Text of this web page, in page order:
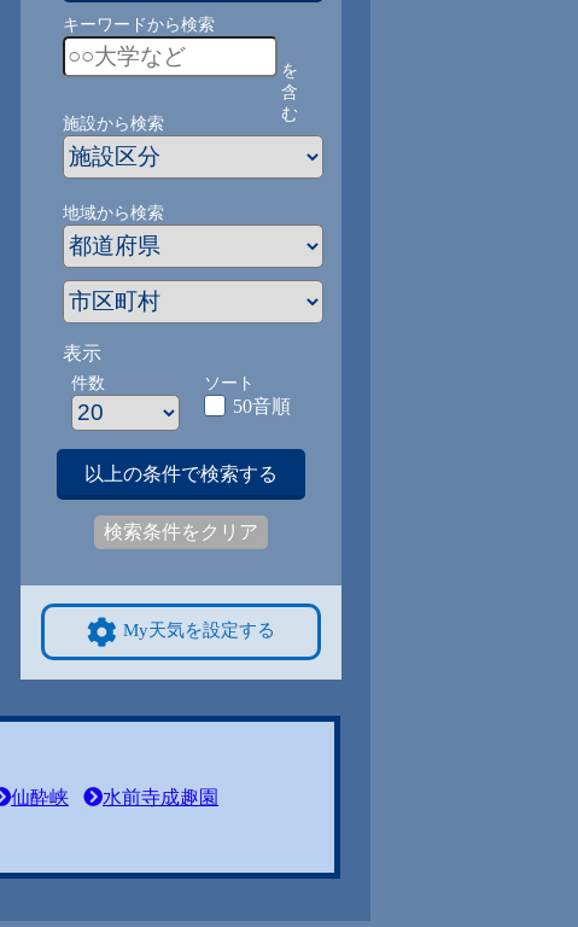
キーワードから検索
を
含
む
施設から検索
地域から検索
表示
件数 ソート
50音順
以上の条件で検索する
検索条件をクリア
My天気を設定する
仙酔峡
水前寺成趣園